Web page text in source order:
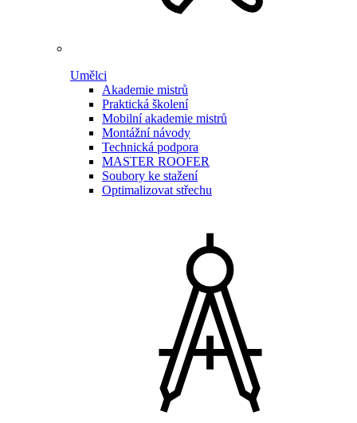
Umělci
Akademie mistrů
Praktická školení
Mobilní akademie mistrů
Montážní návody
Technická podpora
MASTER ROOFER
Soubory ke stažení
Optimalizovat střechu